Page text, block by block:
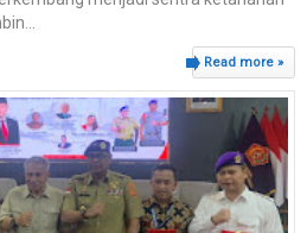
Read more »